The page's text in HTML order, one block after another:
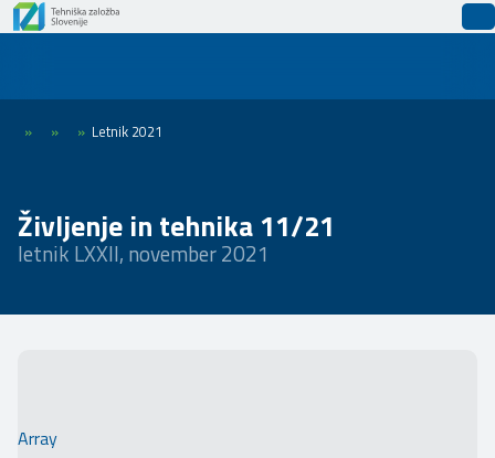
» » » Letnik 2021
Življenje in tehnika 11/21
letnik LXXII, november 2021
Array